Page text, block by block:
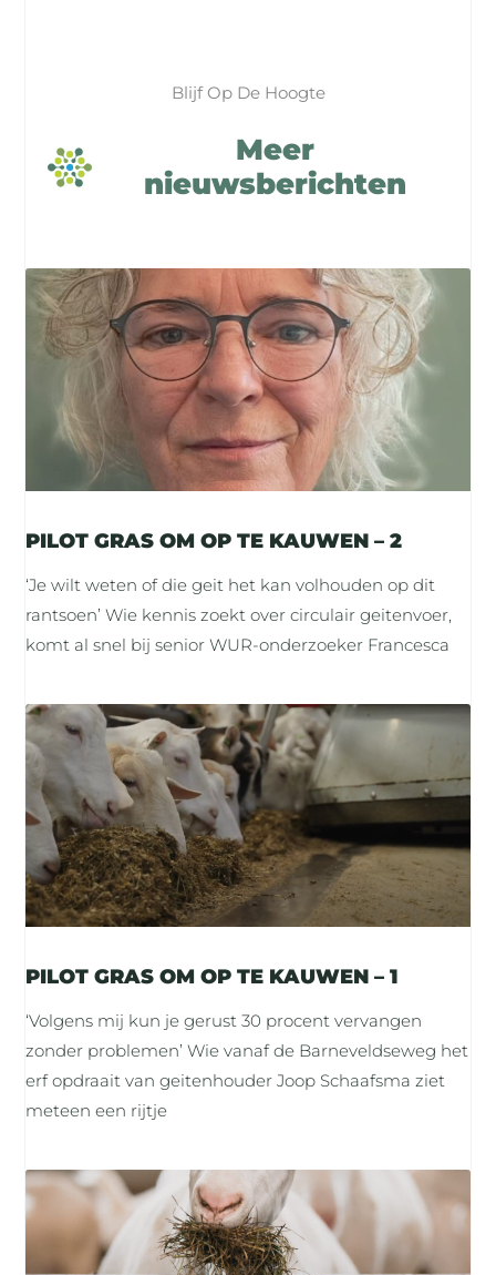
Blijf Op De Hoogte
Meer
nieuwsberichten
PILOT GRAS OM OP TE KAUWEN – 2
‘Je wilt weten of die geit het kan volhouden op dit
rantsoen’ Wie kennis zoekt over circulair geitenvoer,
komt al snel bij senior WUR-onderzoeker Francesca
PILOT GRAS OM OP TE KAUWEN – 1
‘Volgens mij kun je gerust 30 procent vervangen
zonder problemen’ Wie vanaf de Barneveldseweg het
erf opdraait van geitenhouder Joop Schaafsma ziet
meteen een rijtje